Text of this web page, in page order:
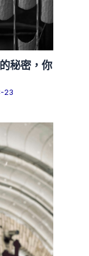
秘密，你
23